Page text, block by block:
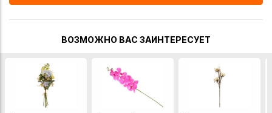
ВОЗМОЖНО ВАС ЗАИНТЕРЕСУЕТ